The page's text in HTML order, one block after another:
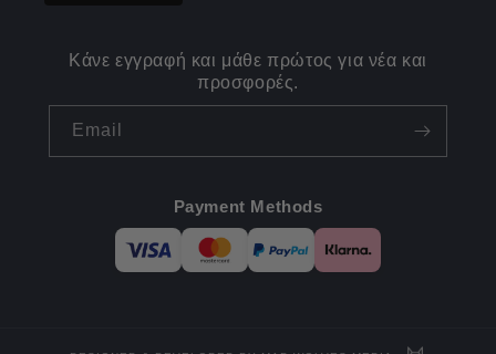
Κάνε εγγραφή και μάθε πρώτος για νέα και
προσφορές.
Email
Payment Methods